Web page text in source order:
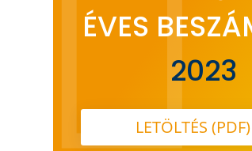
ÉVES
2023
LETÖLTÉS (PDF)